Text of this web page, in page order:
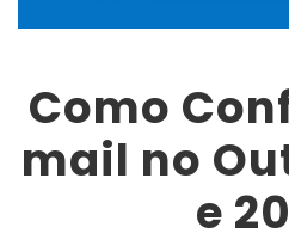
Como
mail no
e